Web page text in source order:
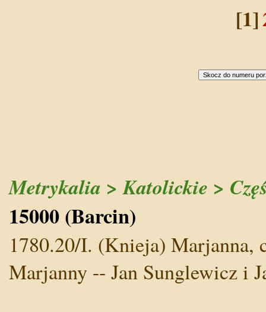
[1]
Metrykalia > Katolickie >
15000 (Barcin)
1780.20/I. (Knieja) Marjanna,
Marjanny -- Jan Sunglewicz i